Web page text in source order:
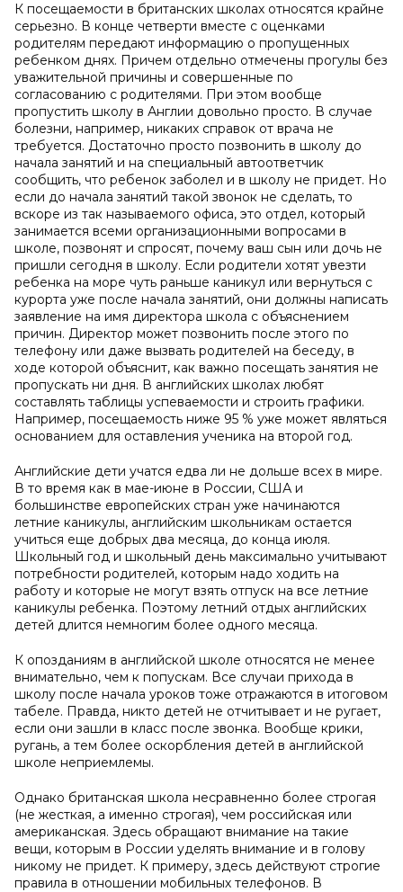
К посещаемости в британских школах относятся крайне
серьезно. В конце четверти вместе с оценками
родителям передают информацию о пропущенных
ребенком днях. Причем отдельно отмечены прогулы без
уважительной причины и совершенные по
согласованию с родителями. При этом вообще
пропустить школу в Англии довольно просто. В случае
болезни, например, никаких справок от врача не
требуется. Достаточно просто позвонить в школу до
начала занятий и на специальный автоответчик
сообщить, что ребенок заболел и в школу не придет. Но
если до начала занятий такой звонок не сделать, то
вскоре из так называемого офиса, это отдел, который
занимается всеми организационными вопросами в
школе, позвонят и спросят, почему ваш сын или дочь не
пришли сегодня в школу. Если родители хотят увезти
ребенка на море чуть раньше каникул или вернуться с
курорта уже после начала занятий, они должны написать
заявление на имя директора школа с объяснением
причин. Директор может позвонить после этого по
телефону или даже вызвать родителей на беседу, в
ходе которой объяснит, как важно посещать занятия не
пропускать ни дня. В английских школах любят
составлять таблицы успеваемости и строить графики.
Например, посещаемость ниже 95 % уже может являться
основанием для оставления ученика на второй год.
Английские дети учатся едва ли не дольше всех в мире.
В то время как в мае-июне в России, США и
большинстве европейских стран уже начинаются
летние каникулы, английским школьникам остается
учиться еще добрых два месяца, до конца июля.
Школьный год и школьный день максимально учитывают
потребности родителей, которым надо ходить на
работу и которые не могут взять отпуск на все летние
каникулы ребенка. Поэтому летний отдых английских
детей длится немногим более одного месяца.
К опозданиям в английской школе относятся не менее
внимательно, чем к попускам. Все случаи прихода в
школу после начала уроков тоже отражаются в итоговом
табеле. Правда, никто детей не отчитывает и не ругает,
если они зашли в класс после звонка. Вообще крики,
ругань, а тем более оскорбления детей в английской
школе неприемлемы.
Однако британская школа несравненно более строгая
(не жесткая, а именно строгая), чем российская или
американская. Здесь обращают внимание на такие
вещи, которым в России уделять внимание и в голову
никому не придет. К примеру, здесь действуют строгие
правила в отношении мобильных телефонов. В